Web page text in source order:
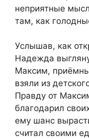
неприятные
там, как
Услышав, как
Надежда
Максим,
взяли из
Правду от
благодарил
ему шанс
считал своими